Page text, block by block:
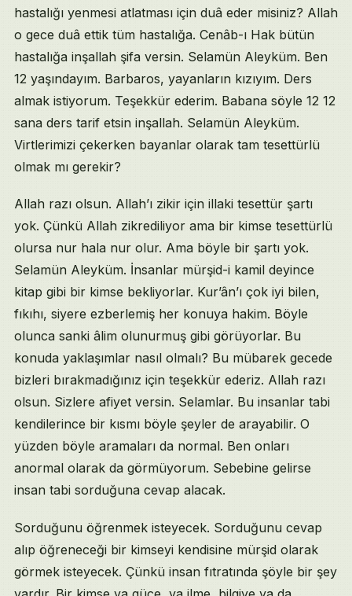
hastalığı yenmesi atlatması için duâ eder misiniz? Allah
o gece duâ ettik tüm hastalığa. Cenâb-ı Hak bütün
hastalığa inşallah şifa versin. Selamün Aleyküm. Ben
12 yaşındayım. Barbaros, yayanların kızıyım. Ders
almak istiyorum. Teşekkür ederim. Babana söyle 12 12
sana ders tarif etsin inşallah. Selamün Aleyküm.
Virtlerimizi çekerken bayanlar olarak tam tesettürlü
olmak mı gerekir?
Allah razı olsun. Allah’ı zikir için illaki tesettür şartı
yok. Çünkü Allah zikrediliyor ama bir kimse tesettürlü
olursa nur hala nur olur. Ama böyle bir şartı yok.
Selamün Aleyküm. İnsanlar mürşid-i kamil deyince
kitap gibi bir kimse bekliyorlar. Kur’ân’ı çok iyi bilen,
fıkıhı, siyere ezberlemiş her konuya hakim. Böyle
olunca sanki âlim olunurmuş gibi görüyorlar. Bu
konuda yaklaşımlar nasıl olmalı? Bu mübarek gecede
bizleri bırakmadığınız için teşekkür ederiz. Allah razı
olsun. Sizlere afiyet versin. Selamlar. Bu insanlar tabi
kendilerince bir kısmı böyle şeyler de arayabilir. O
yüzden böyle aramaları da normal. Ben onları
anormal olarak da görmüyorum. Sebebine gelirse
insan tabi sorduğuna cevap alacak.
Sorduğunu öğrenmek isteyecek. Sorduğunu cevap
alıp öğreneceği bir kimseyi kendisine mürşid olarak
görmek isteyecek. Çünkü insan fıtratında şöyle bir şey